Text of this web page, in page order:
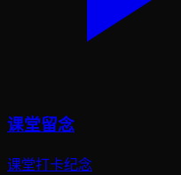
课堂留念
课堂打卡纪念